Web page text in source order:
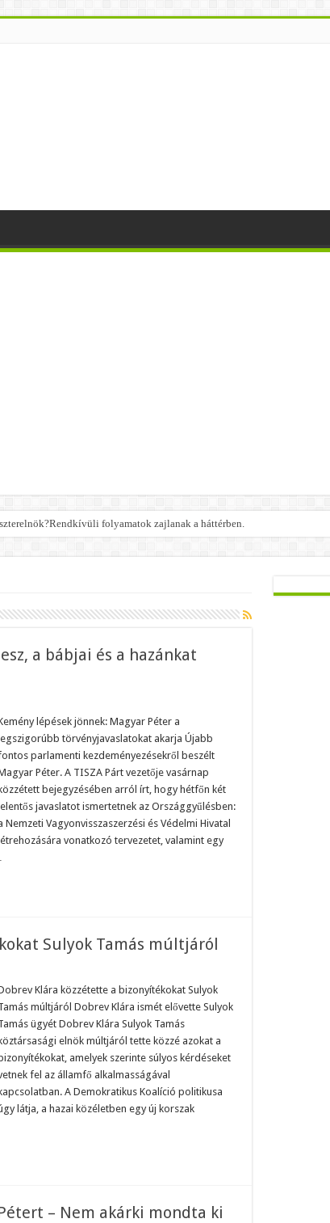
folyamatok zajlanak a háttérben.
a bábjai és a hazánkat
lépések jönnek: Magyar Péter a
legszigorúbb törvényjavaslatokat akarja Újabb
parlamenti kezdeményezésekről beszélt
Péter. A TISZA Párt vezetője vasárnap
közzétett bejegyzésében arról írt, hogy hétfőn két
javaslatot ismertetnek az Országgyűlésben:
Nemzeti Vagyonvisszaszerzési és Védelmi Hivatal
létrehozására vonatkozó tervezetet, valamint egy
Sulyok Tamás múltjáról
Klára közzétette a bizonyítékokat Sulyok
múltjáról Dobrev Klára ismét elővette Sulyok
ügyét Dobrev Klára Sulyok Tamás
köztársasági elnök múltjáról tette közzé azokat a
amelyek szerinte súlyos kérdéseket
fel az államfő alkalmasságával
kapcsolatban. A Demokratikus Koalíció politikusa
látja, a hazai közéletben egy új korszak
– Nem akárki mondta ki